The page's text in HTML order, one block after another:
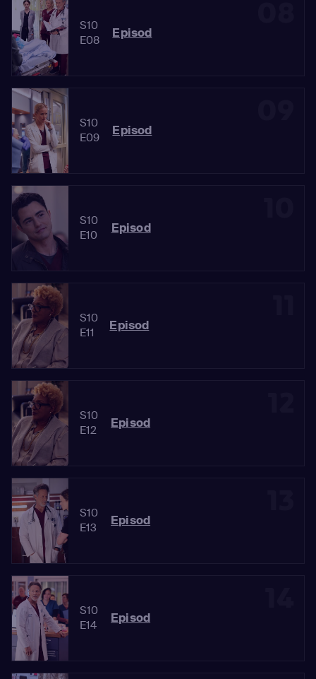
S10
E08
Episod
S10
E09
Episod
S10
E10
Episod
S10
E11
Episod
S10
E12
Episod
S10
E13
Episod
S10
E14
Episod